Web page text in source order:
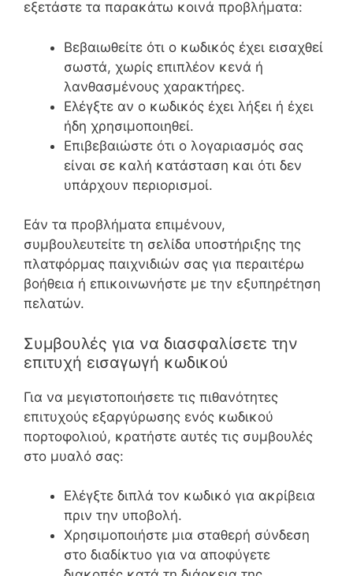
εξετάστε τα παρακάτω κοινά προβλήματα:
Βεβαιωθείτε ότι ο κωδικός έχει εισαχθεί
σωστά, χωρίς επιπλέον κενά ή
λανθασμένους χαρακτήρες.
Ελέγξτε αν ο κωδικός έχει λήξει ή έχει
ήδη χρησιμοποιηθεί.
Επιβεβαιώστε ότι ο λογαριασμός σας
είναι σε καλή κατάσταση και ότι δεν
υπάρχουν περιορισμοί.
Εάν τα προβλήματα επιμένουν,
συμβουλευτείτε τη σελίδα υποστήριξης της
πλατφόρμας παιχνιδιών σας για περαιτέρω
βοήθεια ή επικοινωνήστε με την εξυπηρέτηση
πελατών.
Συμβουλές για να διασφαλίσετε την
επιτυχή εισαγωγή κωδικού
Για να μεγιστοποιήσετε τις πιθανότητες
επιτυχούς εξαργύρωσης ενός κωδικού
πορτοφολιού, κρατήστε αυτές τις συμβουλές
στο μυαλό σας:
Ελέγξτε διπλά τον κωδικό για ακρίβεια
πριν την υποβολή.
Χρησιμοποιήστε μια σταθερή σύνδεση
στο διαδίκτυο για να αποφύγετε